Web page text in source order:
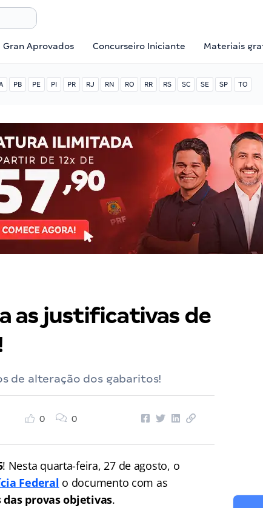
Gran Aprovados Concurseiro Iniciante Materiais
PB PE PI PR RJ RN RO RR RS SC SE SP TO
as justificativas de
de alteração dos gabaritos!
0 0
! Nesta quarta-feira, 27 de agosto, o
Federal o documento com as
provas objetivas.